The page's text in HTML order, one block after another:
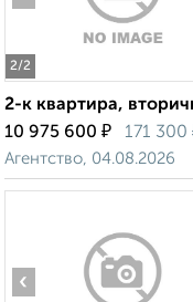
2/2
2-к квартира,
10 975 600 ₽ 171 300
Агентство, 04.08.2026
‹